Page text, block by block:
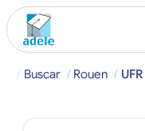
Buscar Rouen